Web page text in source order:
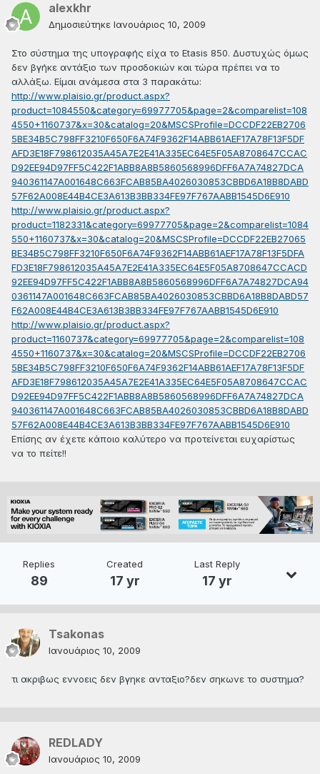
alexkhr
Δημοσιεύτηκε Ιανουάριος 10, 2009
Στο σύστημα της υπογραφής είχα το Etasis 850. Δυστυχώς όμως
δεν βγήκε αντάξιο των προσδοκιών και τώρα πρέπει να το
αλλάξω. Είμαι ανάμεσα στα 3 παρακάτω:
http://www.plaisio.gr/product.aspx?
product=1084550&category=69977705&page=2&comparelist=108
4550+1160737&x=30&catalog=20&MSCSProfile=DCCDF22EB2706
5BE34B5C798FF3210F650F6A74F9362F14ABB61AEF17A78F13F5DF
AFD3E18F798612035A45A7E2E41A335EC64E5F05A8708647CCAC
D92EE94D97FF5C422F1ABB8A8B5860568996DFF6A7A74827DCA
940361147A001648C663FCAB85BA4026030853CBBD6A18B8DABD
57F62A008E44B4CE3A613B3BB334FE97F767AABB1545D6E910
http://www.plaisio.gr/product.aspx?
product=1182331&category=69977705&page=2&comparelist=1084
550+1160737&x=30&catalog=20&MSCSProfile=DCCDF22EB27065
BE34B5C798FF3210F650F6A74F9362F14ABB61AEF17A78F13F5DFA
FD3E18F798612035A45A7E2E41A335EC64E5F05A8708647CCACD
92EE94D97FF5C422F1ABB8A8B5860568996DFF6A7A74827DCA94
0361147A001648C663FCAB85BA4026030853CBBD6A18B8DABD57
F62A008E44B4CE3A613B3BB334FE97F767AABB1545D6E910
http://www.plaisio.gr/product.aspx?
product=1160737&category=69977705&page=2&comparelist=108
4550+1160737&x=30&catalog=20&MSCSProfile=DCCDF22EB2706
5BE34B5C798FF3210F650F6A74F9362F14ABB61AEF17A78F13F5DF
AFD3E18F798612035A45A7E2E41A335EC64E5F05A8708647CCAC
D92EE94D97FF5C422F1ABB8A8B5860568996DFF6A7A74827DCA
940361147A001648C663FCAB85BA4026030853CBBD6A18B8DABD
57F62A008E44B4CE3A613B3BB334FE97F767AABB1545D6E910
Επίσης αν έχετε κάποιο καλύτερο να προτείνεται ευχαρίστως
να το πείτε!!
Replies
89
Created
17 yr
Last Reply
17 yr
Tsakonas
Ιανουάριος 10, 2009
τι ακριβως εννοεις δεν βγηκε ανταξιο?δεν σηκωνε το συστημα?
REDLADY
Ιανουάριος 10, 2009